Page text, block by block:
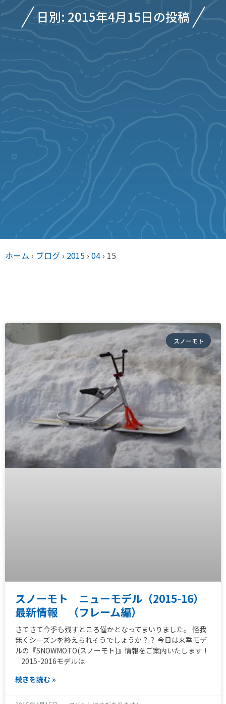
日別: 2015年4月15日の投稿
ホーム › ブログ › 2015 › 04 › 15
スノーモト
スノーモト ニューモデル（2015-16）
最新情報 （フレーム編）
さてさて今季も残すところ僅かとなってまいりました。 怪我
無くシーズンを終えられそうでしょうか？？ 今日は来季モデ
ルの『SNOWMOTO(スノーモト)』情報をご案内いたします！
2015-2016モデルは
続きを読む »